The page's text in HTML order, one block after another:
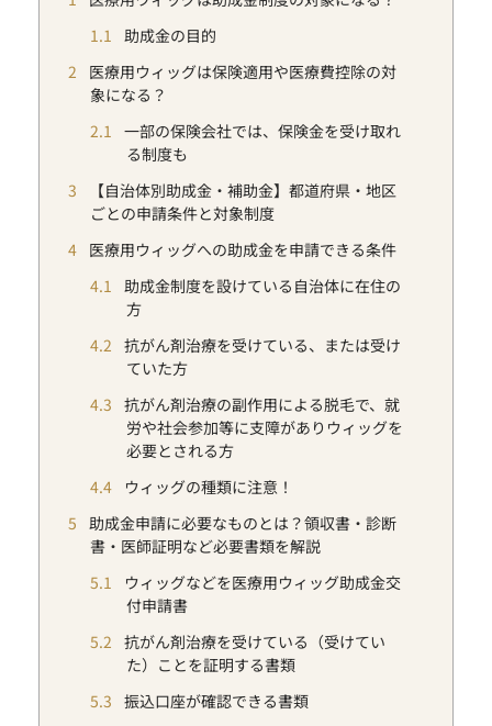
1.1
助成金の目的
2
医療用ウィッグは保険適用や医療費控除の対
象になる？
2.1
一部の保険会社では、保険金を受け取れ
る制度も
3
【自治体別助成金・補助金】都道府県・地区
ごとの申請条件と対象制度
4 医療用ウィッグへの助成金を申請できる条件
4.1
助成金制度を設けている自治体に在住の
方
4.2 抗がん剤治療を受けている、または受け
ていた方
4.3 抗がん剤治療の副作用による脱毛で、就
労や社会参加等に支障がありウィッグを
必要とされる方
4.4
ウィッグの種類に注意！
5 助成金申請に必要なものとは？領収書・診断
書・医師証明など必要書類を解説
5.1
ウィッグなどを医療用ウィッグ助成金交
付申請書
5.2 抗がん剤治療を受けている（受けてい
た）ことを証明する書類
5.3 振込口座が確認できる書類